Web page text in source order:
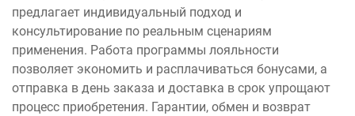
предлагает индивидуальный подход и
консультирование по реальным сценариям
применения. Работа программы лояльности
позволяет экономить и расплачиваться бонусами, а
отправка в день заказа и доставка в срок упрощают
процесс приобретения. Гарантии, обмен и возврат